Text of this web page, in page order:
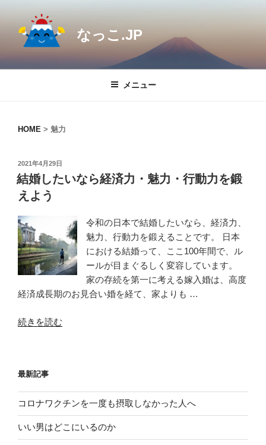
なっこ.JP
メニュー
HOME > 魅力
投
稿
日:
2021年4月29日
結婚したいなら経済力・魅力・行動力を鍛
えよう
令和の日本で結婚したいなら、経済力、
魅力、行動力を鍛えることです。 日本
における結婚って、ここ100年間で、ル
ールが目まぐるしく変容しています。
家の存続を第一に考える嫁入婚は、高度
経済成長期のお見合い婚を経て、家よりも …
“結
い
な
ら
続きを読む
最新記事
コロナワクチンを一度も摂取しなかった人へ
いい男はどこにいるのか